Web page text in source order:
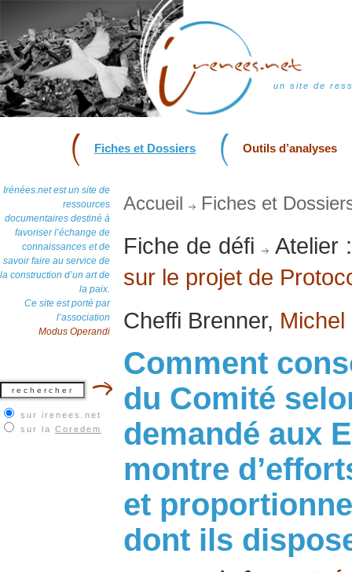
un site de
Fiches et Dossiers Outils d’analyses
Irénées.net est un site de
ressources
documentaires destiné à
favoriser l’échange de
connaissances et de
savoir faire au service de
la construction d’un art de
la paix.
Ce site est porté par
l’association
Modus Operandi
sur irenees.net
sur la Coredem
Accueil Fiches et
Fiche de défi Atelier
sur le projet de
Cheffi Brenner,
Comment
du Comité
demandé aux
montre
et
dont ils